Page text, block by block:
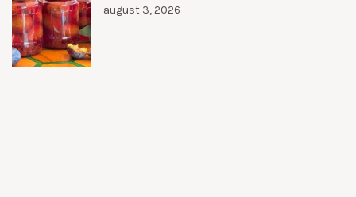
august 3, 2026